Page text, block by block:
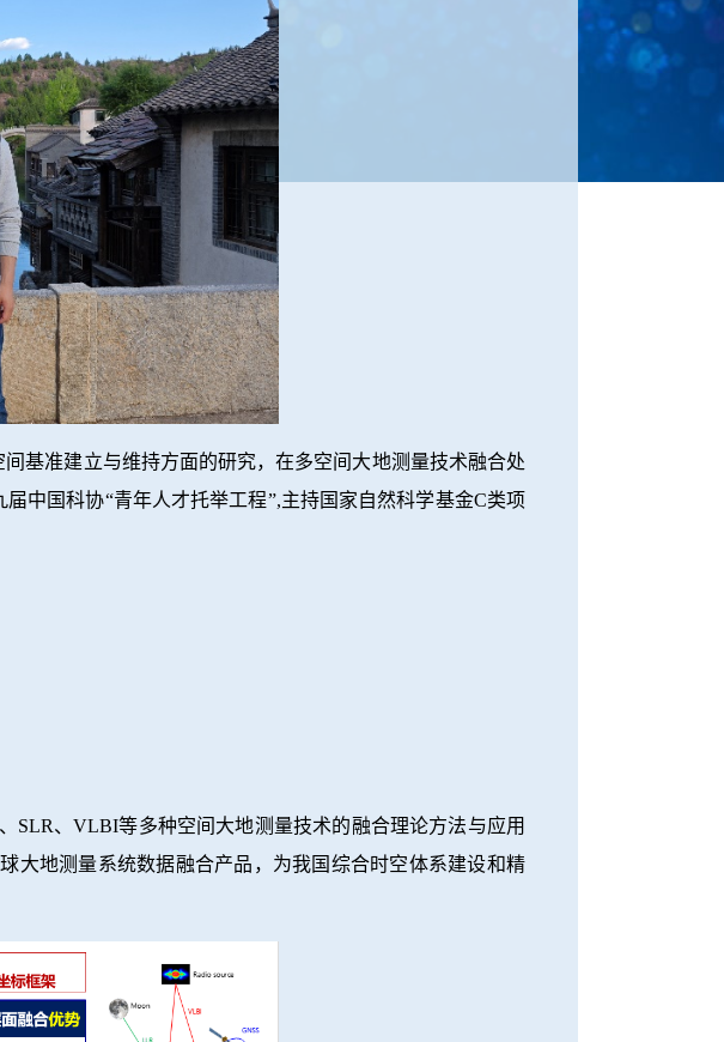
基准建立与维持方面的研究，在多空间大地测量技术融合处
中国科协“青年人才托举工程”,主持国家自然科学基金C类项
SLR、VLBI等多种空间大地测量技术的融合理论方法与应用
大地测量系统数据融合产品，为我国综合时空体系建设和精